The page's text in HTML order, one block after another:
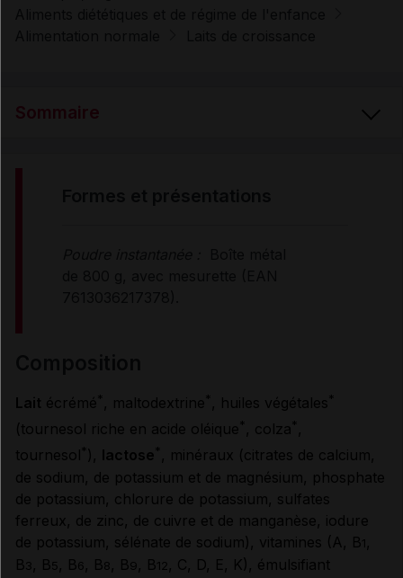
Sommaire
CONTRE-INDICATIONS
MODE D'EMPLOI
CONDITIONS DE CONSERVATION
Lait écrémé * , maltodextrine * , huiles végétales *
(tournesol riche en acide oléique * , colza * ,
tournesol * ), lactose * , minéraux (citrates de calcium,
de sodium, de potassium et de magnésium, phosphate
de potassium, chlorure de potassium, sulfates
ferreux, de zinc, de cuivre et de manganèse, iodure
de potassium, sélénate de sodium), vitamines (A, B 1,
B3, B5, B6, B8, B9, B 12, C, D, E, K), émulsifiant